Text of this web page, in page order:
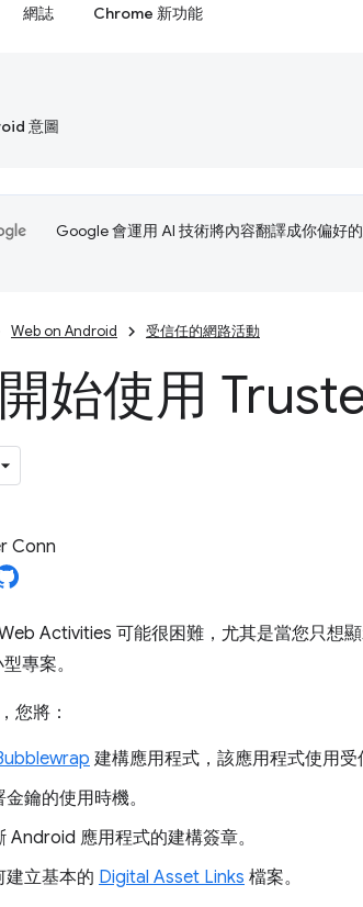
網誌 Chrome 新功能
意圖
Google 會運用 AI 技術將內容翻譯成你偏好
Web on Android 受信任的網路活動
始使用
Conn
Activities 可能很困難，尤其是當您只想
專案。
您將：
建構應用程式，該應用程式使用受
鑰的使用時機。
Android 應用程式的建構簽章。
建立基本的 Digital Asset Links 檔案。